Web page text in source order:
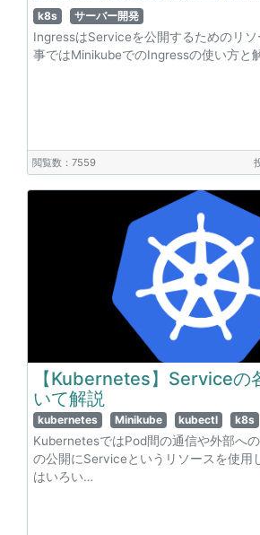
k8s
サーバー開発
IngressはServiceを公開するためのリ
事ではMinikubeでのIngressの使い方と
閲覧数：7559
【Kubernetes】Serviceの
いて解説
kubernetes Minikube kubectl k8s
KubernetesではPod間の通信や外部へ
の公開にServiceというリソースを使用
はいろい…